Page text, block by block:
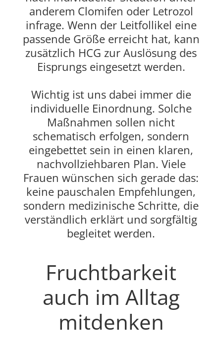
anderem Clomifen oder Letrozol
infrage. Wenn der Leitfollikel eine
passende Größe erreicht hat, kann
zusätzlich HCG zur Auslösung des
Eisprungs eingesetzt werden.
Wichtig ist uns dabei immer die
individuelle Einordnung. Solche
Maßnahmen sollen nicht
schematisch erfolgen, sondern
eingebettet sein in einen klaren,
nachvollziehbaren Plan. Viele
Frauen wünschen sich gerade das:
keine pauschalen Empfehlungen,
sondern medizinische Schritte, die
verständlich erklärt und sorgfältig
begleitet werden.
Fruchtbarkeit
auch im Alltag
mitdenken